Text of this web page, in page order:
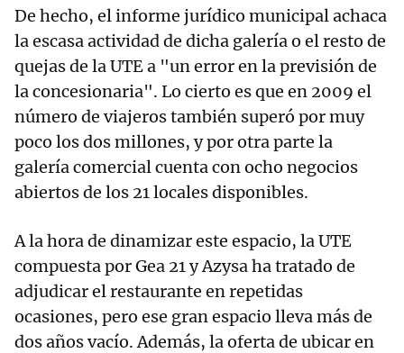
De hecho, el informe jurídico municipal achaca
la escasa actividad de dicha galería o el resto de
quejas de la UTE a "un error en la previsión de
la concesionaria". Lo cierto es que en 2009 el
número de viajeros también superó por muy
poco los dos millones, y por otra parte la
galería comercial cuenta con ocho negocios
abiertos de los 21 locales disponibles.
A la hora de dinamizar este espacio, la UTE
compuesta por Gea 21 y Azysa ha tratado de
adjudicar el restaurante en repetidas
ocasiones, pero ese gran espacio lleva más de
dos años vacío. Además, la oferta de ubicar en